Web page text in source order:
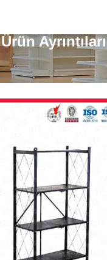
Ürün Ayrıntıları